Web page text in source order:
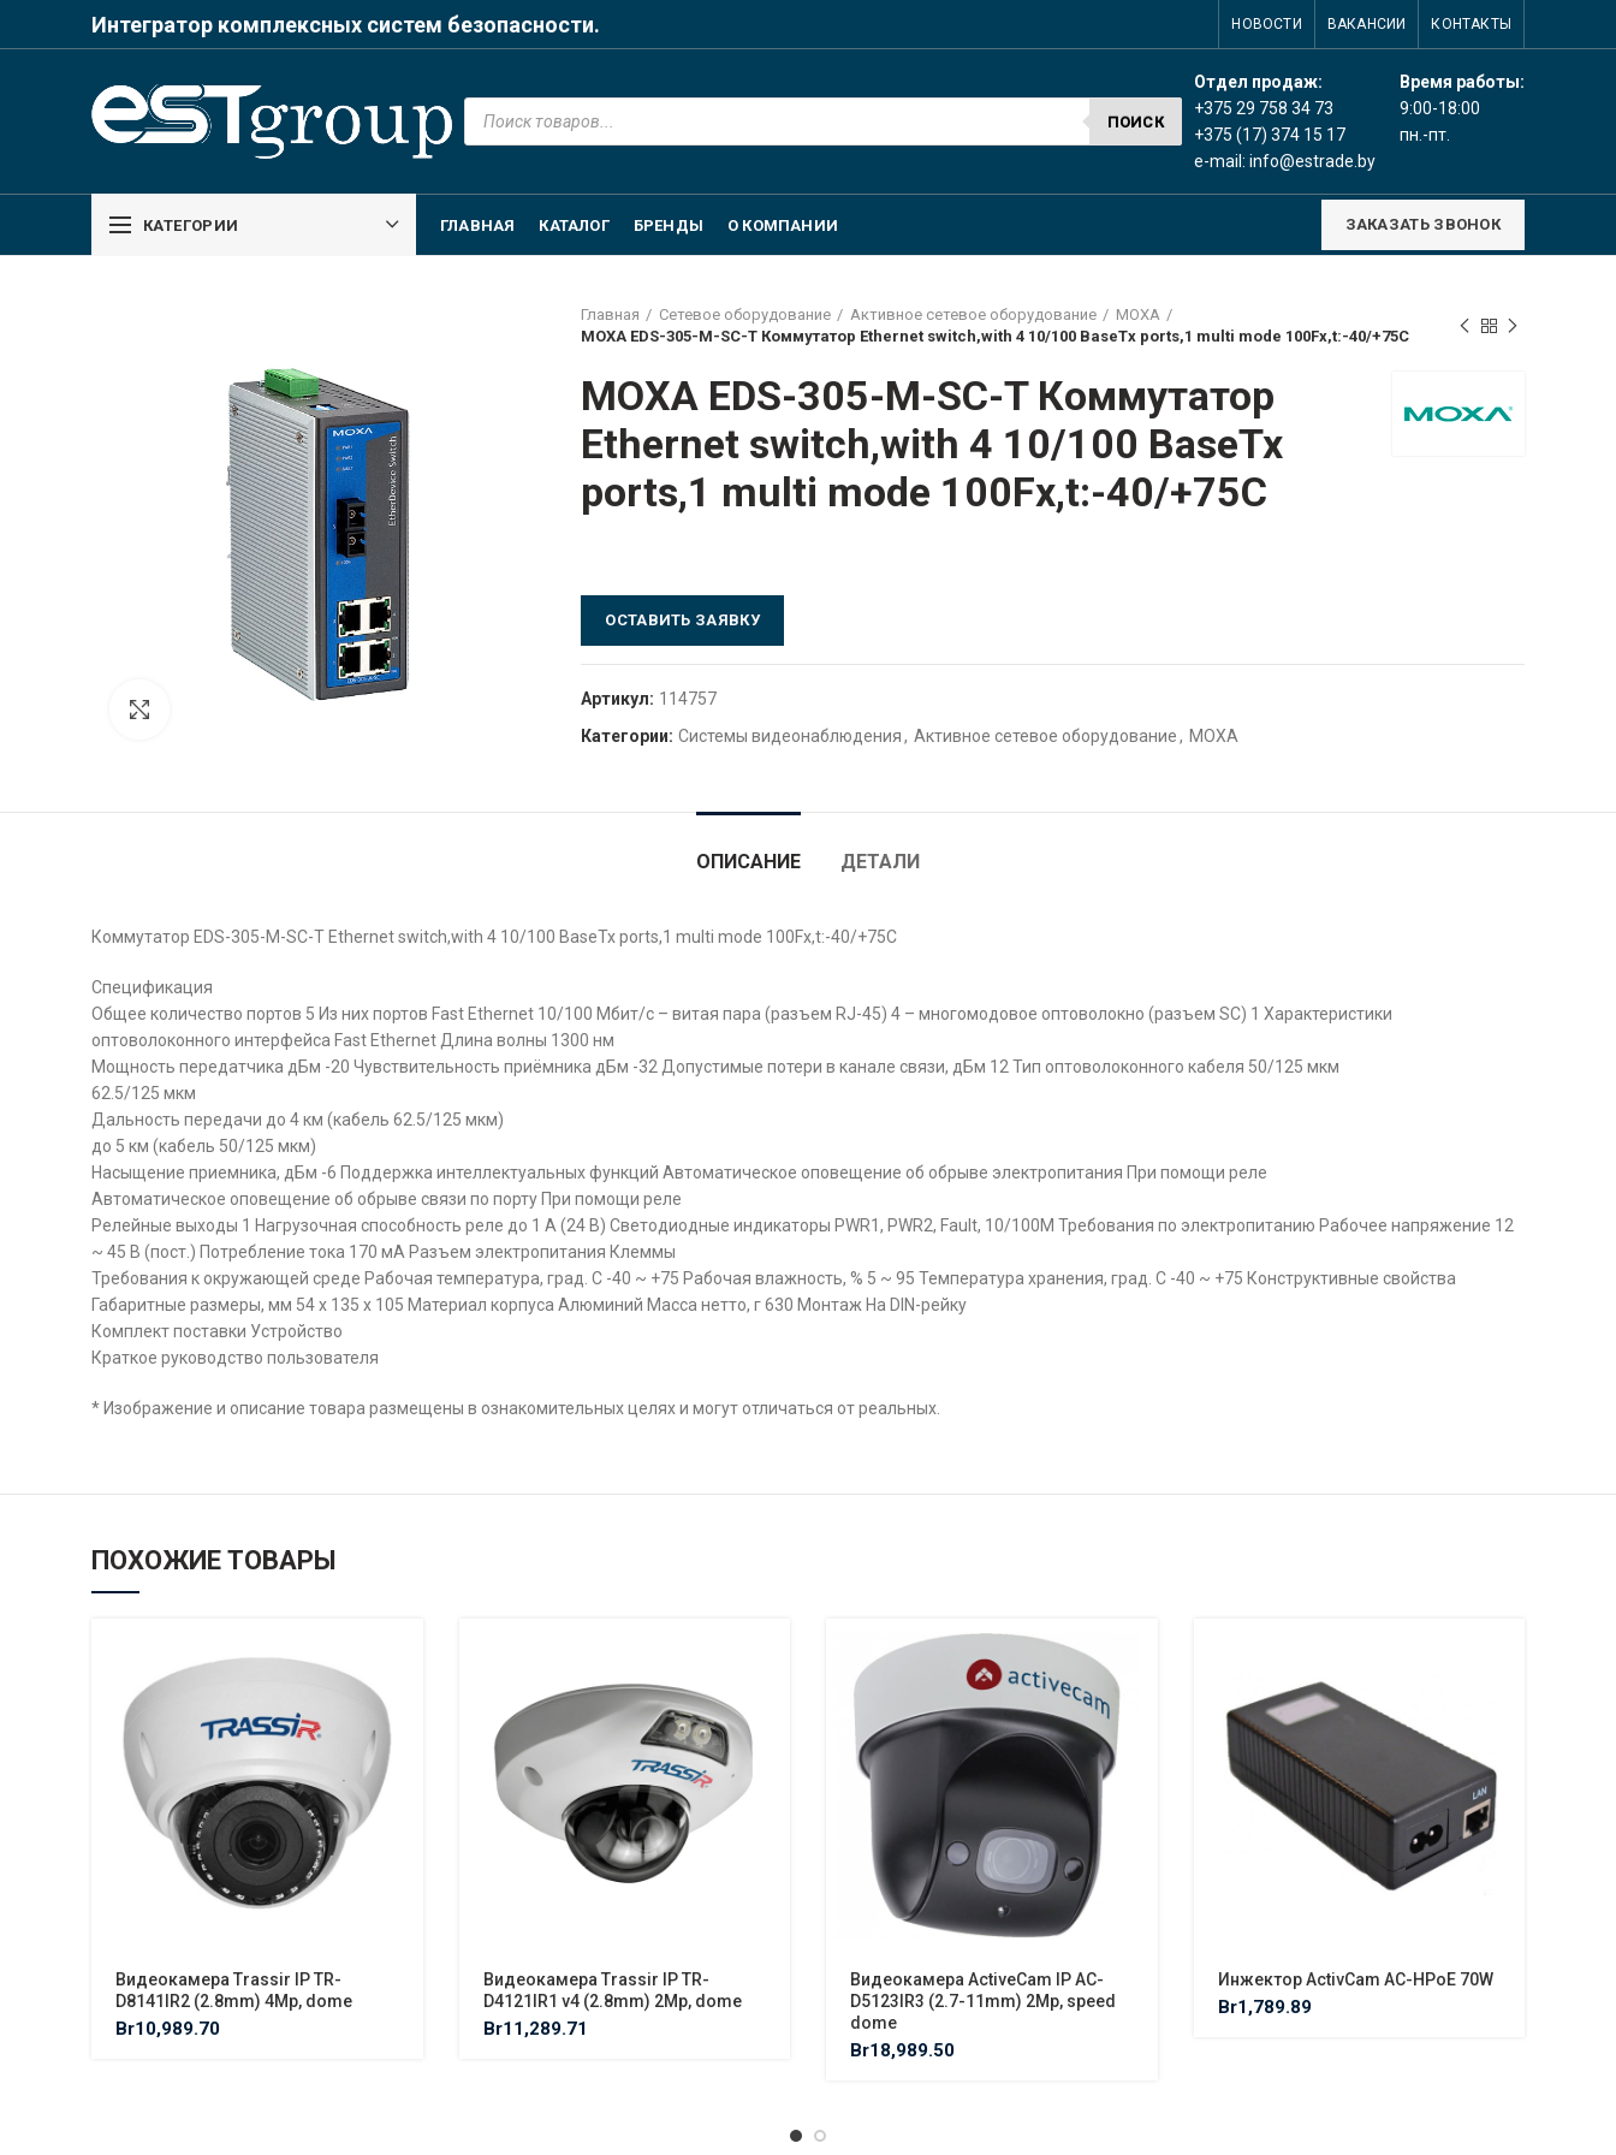
Интегратор комплексных систем безопасности. НОВОСТИ ВАКАНСИИ КОНТАКТЫ
Поиск
товаров
ПОИСК
Отдел продаж:
+375 29 758 34 73
+375 (17) 374 15 17
e-mail: info@estrade.by
Время работы:
9:00-18:00
пн.-пт.
КАТЕГОРИИ ГЛАВНАЯ КАТАЛОГ БРЕНДЫ О КОМПАНИИ ЗАКАЗАТЬ ЗВОНОК
Главная Сетевое оборудование Активное сетевое оборудование
MOXA
MOXA EDS-305-M-SC-T Коммутатор Ethernet switch,with 4 10/100 BaseTx ports,1 multi mode 100Fx,t:-40/+75C
MOXA EDS-305-M-SC-T Коммутатор
Ethernet switch,with 4 10/100 BaseTx
ports,1 multi mode 100Fx,t:-40/+75C
ОСТАВИТЬ ЗАЯВКУ
Артикул: 114757
Категории: Системы видеонаблюдения , Активное сетевое оборудование , MOXA
ОПИСАНИЕ ДЕТАЛИ
Коммутатор EDS-305-M-SC-T Ethernet switch,with 4 10/100 BaseTx ports,1 multi mode 100Fx,t:-40/+75C
Спецификация
Общее количество портов 5 Из них портов Fast Ethernet 10/100 Мбит/с – витая пара (разъем RJ-45) 4 – многомодовое оптоволокно (разъем SC) 1 Характеристики
оптоволоконного интерфейса Fast Ethernet Длина волны 1300 нм
Мощность передатчика дБм -20 Чувствительность приёмника дБм -32 Допустимые потери в канале связи, дБм 12 Тип оптоволоконного кабеля 50/125 мкм
62.5/125 мкм
Дальность передачи до 4 км (кабель 62.5/125 мкм)
до 5 км (кабель 50/125 мкм)
Насыщение приемника, дБм -6 Поддержка интеллектуальных функций Автоматическое оповещение об обрыве электропитания При помощи реле
Автоматическое оповещение об обрыве связи по порту При помощи реле
Релейные выходы 1 Нагрузочная способность реле до 1 А (24 В) Светодиодные индикаторы PWR1, PWR2, Fault, 10/100M Требования по электропитанию Рабочее напряжение 12
~ 45 В (пост.) Потребление тока 170 мА Разъем электропитания Клеммы
Требования к окружающей среде Рабочая температура, град. C -40 ~ +75 Рабочая влажность, % 5 ~ 95 Температура хранения, град. C -40 ~ +75 Конструктивные свойства
Габаритные размеры, мм 54 x 135 x 105 Материал корпуса Алюминий Масса нетто, г 630 Монтаж На DIN-рейку
Комплект поставки Устройство
Краткое руководство пользователя
* Изображение и описание товара размещены в ознакомительных целях и могут отличаться от реальных.
ПОХОЖИЕ ТОВАРЫ
Видеокамера Trassir IP TR-
D8141IR2 (2.8mm) 4Mp, dome
Br10,989.70
Видеокамера Trassir IP TR-
D4121IR1 v4 (2.8mm) 2Mp, dome
Br11,289.71
Видеокамера ActiveCam IP AC-
D5123IR3 (2.7-11mm) 2Mp, speed
dome
Br18,989.50
Инжектор ActivCam AC-HPoE 70W
Br1,789.89